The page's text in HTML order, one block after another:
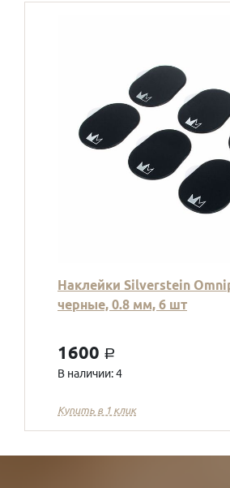
Наклейки Silverstein
черные, 0.8 мм, 6 шт
1600 a
В наличии: 4
Купить в 1 клик